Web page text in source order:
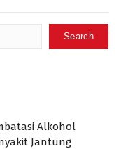
Search
Alkohol
Jantung